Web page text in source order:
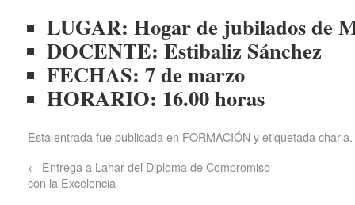
LUGAR: Hogar de jubilados de
DOCENTE: Estibaliz Sánchez
FECHAS: 7 de marzo
HORARIO: 16.00 horas
Esta entrada fue publicada en FORMACIÓNy etiquetada charla
← Entrega a Lahar del Diploma de Compromiso
con la Excelencia